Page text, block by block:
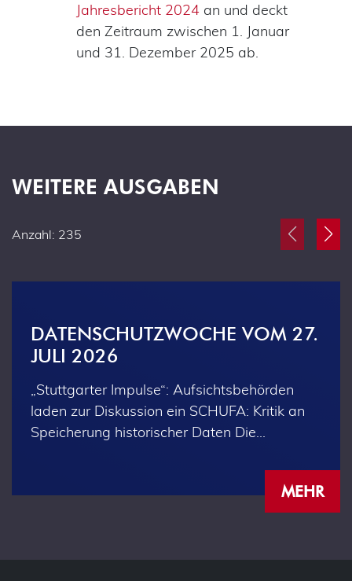
Jahresbericht 2024an und deckt
den Zeitraum zwischen 1. Januar
und 31. Dezember 2025 ab.
WEITERE AUSGABEN
Anzahl: 235
DATENSCHUTZWOCHE VOM 27.
JULI 2026
„Stuttgarter Impulse“: Aufsichtsbehörden
laden zur Diskussion ein SCHUFA: Kritik an
Speicherung historischer Daten Die…
MEHR